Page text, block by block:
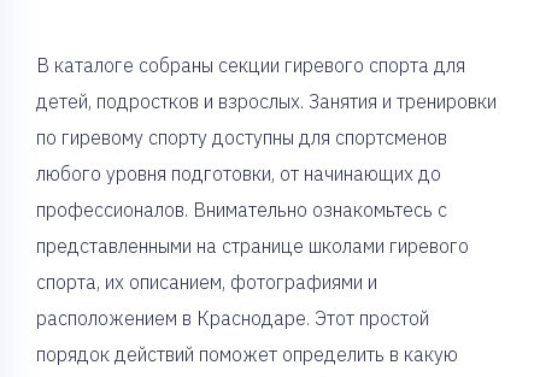
В каталоге собраны секции гиревого спорта для
детей, подростков и взрослых. Занятия и тренировки
по гиревому спорту доступны для спортсменов
любого уровня подготовки, от начинающих до
профессионалов. Внимательно ознакомьтесь с
представленными на странице школами гиревого
спорта, их описанием, фотографиями и
расположением в Краснодаре. Этот простой
порядок действий поможет определить в какую